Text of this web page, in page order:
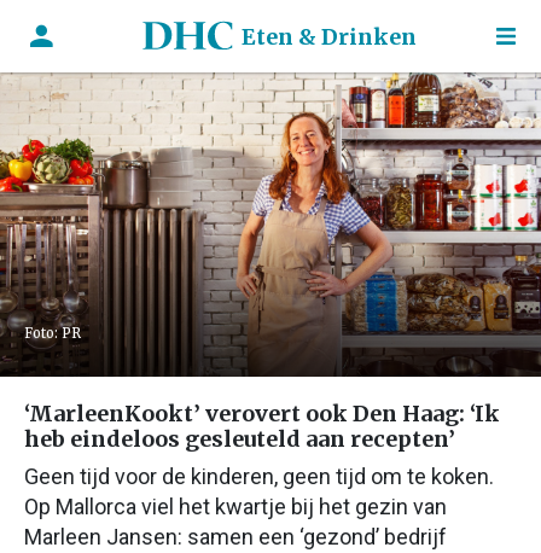
Eten & Drinken
Foto: PR
‘MarleenKookt’ verovert ook Den Haag: ‘Ik
heb eindeloos gesleuteld aan recepten’
Geen tijd voor de kinderen, geen tijd om te koken.
Op Mallorca viel het kwartje bij het gezin van
Marleen Jansen: samen een ‘gezond’ bedrijf